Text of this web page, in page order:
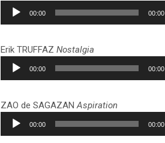
Lecteur
audio
00:00 00:00
Erik TRUFFAZNostalgia
Lecteur
audio
00:00 00:00
ZAO de SAGAZANAspiration
Lecteur
audio
00:00 00:00